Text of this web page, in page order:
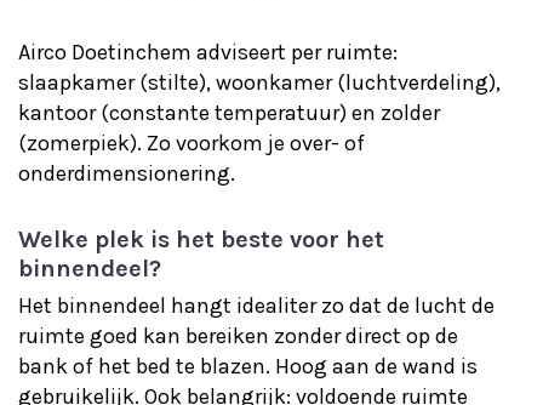
Airco Doetinchem adviseert per ruimte:
slaapkamer (stilte), woonkamer (luchtverdeling),
kantoor (constante temperatuur) en zolder
(zomerpiek). Zo voorkom je over- of
onderdimensionering.
Welke plek is het beste voor het
binnendeel?
Het binnendeel hangt idealiter zo dat de lucht de
ruimte goed kan bereiken zonder direct op de
bank of het bed te blazen. Hoog aan de wand is
gebruikelijk. Ook belangrijk: voldoende ruimte